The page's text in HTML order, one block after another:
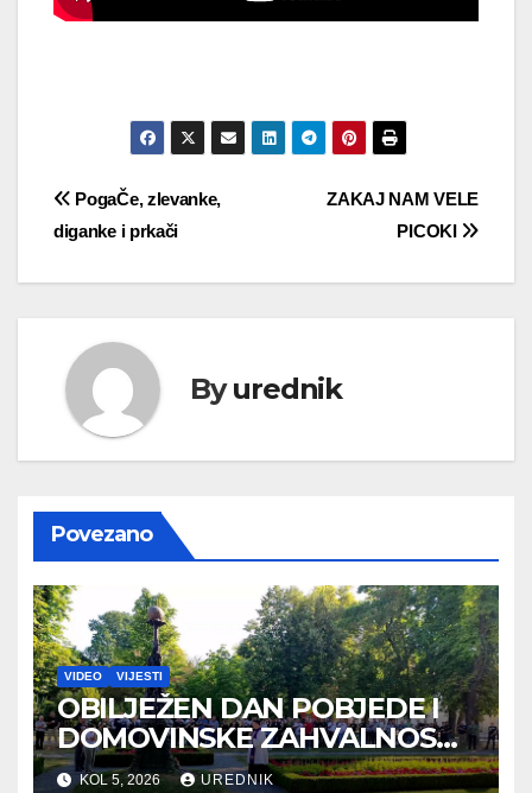
Navigacija
objava
ZAKAJ NAM VELE
PICOKI
PogaČe, zlevanke,
diganke i prkači
Byurednik
Povezano
VIDEO VIJESTI
OBILJEŽEN DAN POBJEDE I
DOMOVINSKE ZAHVALNOSTI
TE DAN HRVATSKIH
KOL 5, 2026 UREDNIK